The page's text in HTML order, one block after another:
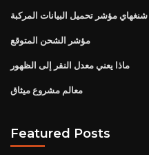
شنغهاي مؤشر تحميل البيانات المركبة
مؤشر الشحن المتوقع
ماذا يعني معدل النقر إلى الظهور
معالم مشروع ميثاق
Featured Posts